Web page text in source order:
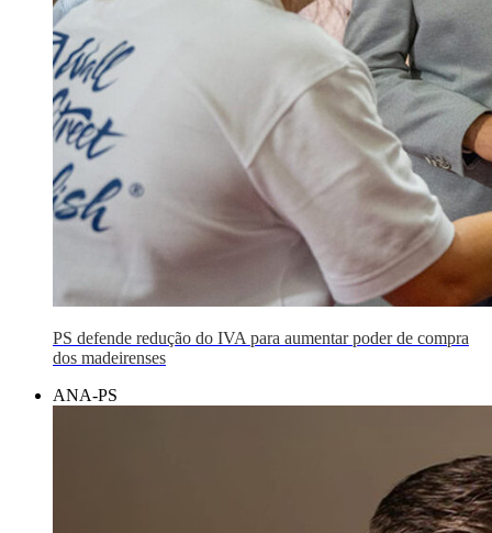
PS defende redução do IVA para aumentar poder de compra
dos madeirenses
ANA-PS